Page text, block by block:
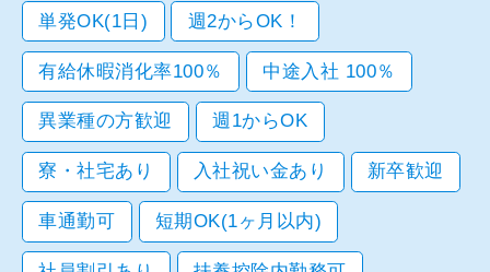
単発OK(1日) 週2からOK！
有給休暇消化率100％ 中途入社 100％
異業種の方歓迎 週1からOK
寮・社宅あり 入社祝い金あり 新卒歓迎
車通勤可 短期OK(1ヶ月以内)